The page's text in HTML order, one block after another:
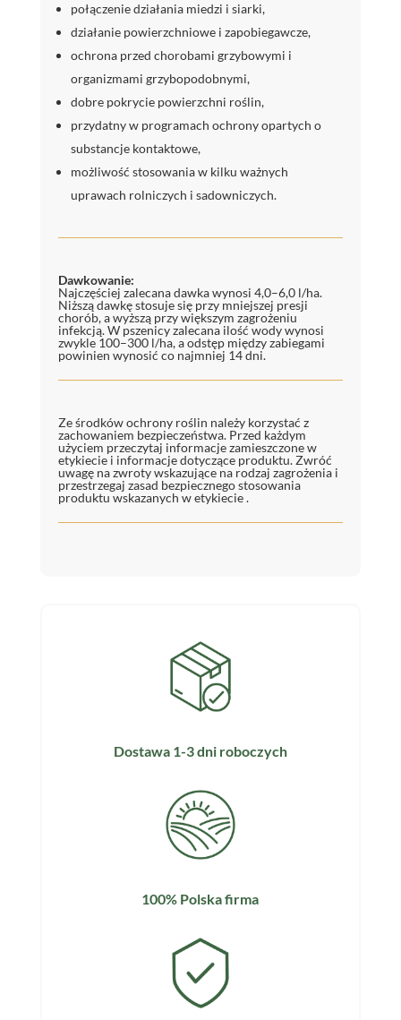
połączenie działania miedzi i siarki,
działanie powierzchniowe i zapobiegawcze,
ochrona przed chorobami grzybowymi i
organizmami grzybopodobnymi,
dobre pokrycie powierzchni roślin,
przydatny w programach ochrony opartych o
substancje kontaktowe,
możliwość stosowania w kilku ważnych
uprawach rolniczych i sadowniczych.
Dawkowanie:
Najczęściej zalecana dawka wynosi 4,0–6,0 l/ha.
Niższą dawkę stosuje się przy mniejszej presji
chorób, a wyższą przy większym zagrożeniu
infekcją. W pszenicy zalecana ilość wody wynosi
zwykle 100–300 l/ha, a odstęp między zabiegami
powinien wynosić co najmniej 14 dni.
Ze środków ochrony roślin należy korzystać z
zachowaniem bezpieczeństwa. Przed każdym
użyciem przeczytaj informacje zamieszczone w
etykiecie i informacje dotyczące produktu. Zwróć
uwagę na zwroty wskazujące na rodzaj zagrożenia i
przestrzegaj zasad bezpiecznego stosowania
produktu wskazanych w etykiecie .
Dostawa 1-3 dni roboczych
100% Polska firma